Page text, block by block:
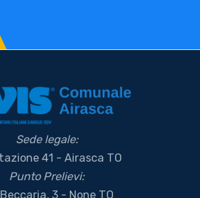
Sede legale:
41 - Airasca TO
Punto Prelievi:
3 - None TO